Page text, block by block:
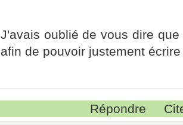
J'avais oublié de vous dire
afin de pouvoir justement
Répondre